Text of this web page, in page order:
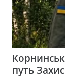
путь